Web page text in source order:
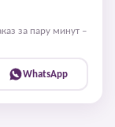
за пару минут –
WhatsApp